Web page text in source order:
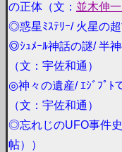
の正体（文： 並木伸
◎惑星ﾐｽﾃﾘｰ/ 火星の超
◎ｼｭﾒｰﾙ神話の謎/ 半
（文：宇佐和通）
◎神々の遺産/ ｴｼﾞﾌﾟﾄ
（文：宇佐和通）
◎忘れじのUFO事件史
帖））